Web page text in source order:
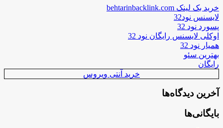
خرید بک لینک behtarinbacklink.com
لایسنس نود32
پسورد نود 32
اوکلی لایسنس رایگان نود 32
همیار نود 32
بهترین سئو
رایگان
خرید آنتی ویروس
آخرین دیدگاه‌ها
بایگانی‌ها